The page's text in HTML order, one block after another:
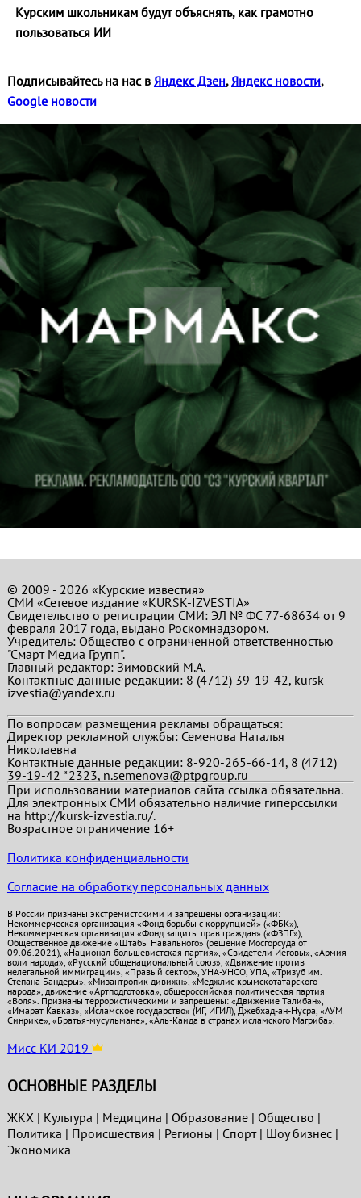
Курским школьникам будут объяснять, как грамотно
пользоваться ИИ
Подписывайтесь на нас в Яндекс Дзен,Яндекс новости,
Google новости
© 2009 - 2026 «Курские известия»
СМИ «Сетевое издание «KURSK-IZVESTIA»
Свидетельство о регистрации СМИ: ЭЛ № ФС 77-68634 от 9
февраля 2017 года, выдано Роскомнадзором.
Учредитель: Общество с ограниченной ответственностью
"Смарт Медиа Групп".
Главный редактор:Зимовский М.А.
Контактные данные редакции: 8 (4712) 39-19-42, kursk-
izvestia@yandex.ru
По вопросам размещения рекламы обращаться:
Директор рекламной службы: Семенова Наталья
Николаевна
Контактные данные редакции: 8-920-265-66-14, 8 (4712)
39-19-42 *2323, n.semenova@ptpgroup.ru
При использовании материалов сайта ссылка обязательна.
Для электронных СМИ обязательно наличие гиперссылки
на http://kursk-izvestia.ru/.
Возрастное ограничение 16+
Политика конфиденциальности
Согласие на обработку персональных данных
В России признаны экстремистскими и запрещены организации:
Некоммерческая организация «Фонд борьбы с коррупцией» («ФБК»),
Некоммерческая организация «Фонд защиты прав граждан» («ФЗПГ»),
Общественное движение «Штабы Навального» (решение Мосгорсуда от
09.06.2021), «Национал-большевистская партия», «Свидетели Иеговы», «Армия
воли народа», «Русский общенациональный союз», «Движение против
нелегальной иммиграции», «Правый сектор», УНА-УНСО, УПА, «Тризуб им.
Степана Бандеры», «Мизантропик дивижн», «Меджлис крымскотатарского
народа», движение «Артподготовка», общероссийская политическая партия
«Воля». Признаны террористическими и запрещены: «Движение Талибан»,
«Имарат Кавказ», «Исламское государство» (ИГ, ИГИЛ), Джебхад-ан-Нусра, «АУМ
Синрике», «Братья-мусульмане», «Аль-Каида в странах исламского Магриба».
Мисс КИ 2019
ОСНОВНЫЕ РАЗДЕЛЫ
ЖКХ | Культура | Медицина | Образование| Общество |
Политика | Проиcшествия | Регионы | Спорт| Шоу бизнес|
Экономика